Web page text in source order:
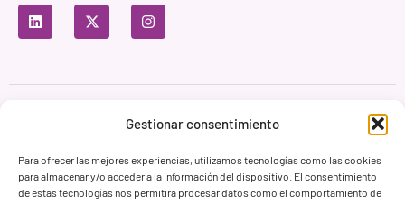
Gestionar consentimiento
Para ofrecer las mejores experiencias, utilizamos tecnologías como las cookies
para almacenar y/o acceder a la información del dispositivo. El consentimiento
de estas tecnologías nos permitirá procesar datos como el comportamiento de
Privacy Policy Terms of Use
Cookie Policy